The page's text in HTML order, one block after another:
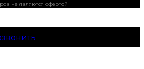
не являются офертой